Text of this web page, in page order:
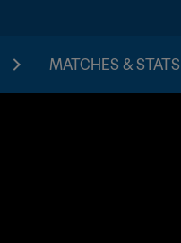
MATCHES & STATS